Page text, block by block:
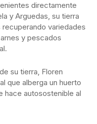
directamente
y Arguedas, su tierra
variedades
y pescados
su tierra, Floren
que alberga un huerto
hace autosostenible al